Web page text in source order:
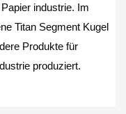
industrie. Im
Titan Segment Kugel
Produkte für
produziert.